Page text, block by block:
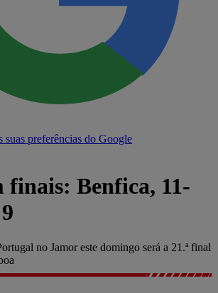
preferências do Google
finais: Benfica, 11-
no Jamor este domingo será a 21.ª final